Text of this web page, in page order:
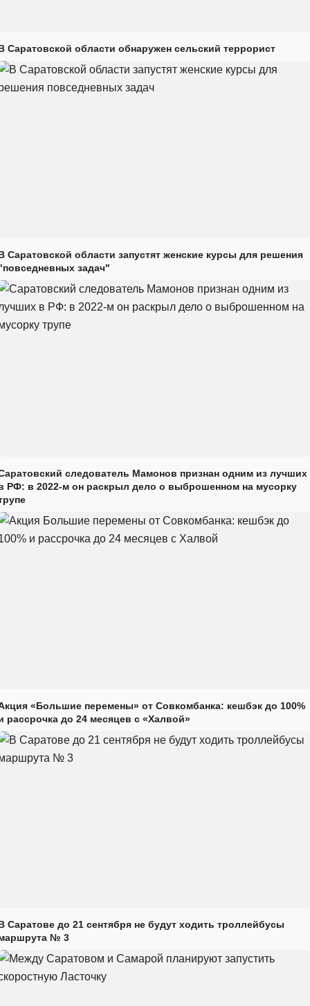
Саратовской области обнаружен сельский террорист
Саратовской области запустят женские курсы для решения
задач"
следователь Мамонов признан одним из лучших
РФ: в 2022-м он раскрыл дело о выброшенном на мусорку
«Большие перемены» от Совкомбанка: кешбэк до 100%
рассрочка до 24 месяцев с «Халвой»
Саратове до 21 сентября не будут ходить троллейбусы
№ 3